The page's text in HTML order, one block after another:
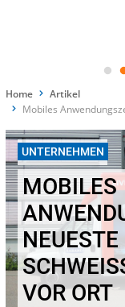
Home
Artikel
Mobiles
UNTERNEHMEN
26.08.2019
MOBILES
NEUESTE
OR ORT